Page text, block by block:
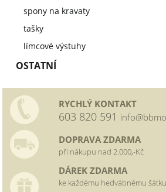
spony na kravaty
tašky
límcové výstuhy
OSTATNÍ
RYCHLÝ KONTAKT
603 820 591
DOPRAVA ZDARMA
při nákupu nad 2.000,-Kč
DÁREK ZDARMA
ke každému hedvábnému šátku